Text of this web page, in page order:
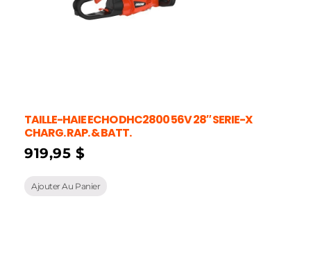
TAILLE-HAIE ECHO DHC2800 56V 28″ SERIE-X
CHARG. RAP. & BATT.
919,95$
Ajouter Au Panier